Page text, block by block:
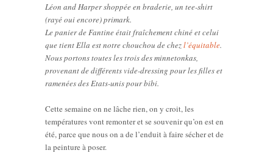
Léon and Harper shoppée en braderie, un tee-shirt
(rayé oui encore) primark.
Le panier de Fantine était fraîchement chiné et celui
que tient Ella est notre chouchou de chezl’équitable.
Nous portons toutes les trois des minnetonkas,
provenant de différents vide-dressing pour les filles et
ramenées des Etats-unis pour bibi.
Cette semaine on ne lâche rien, on y croit, les
températures vont remonter et se souvenir qu’on est en
été, parce que nous on a de l’enduit à faire sécher et de
la peinture à poser.